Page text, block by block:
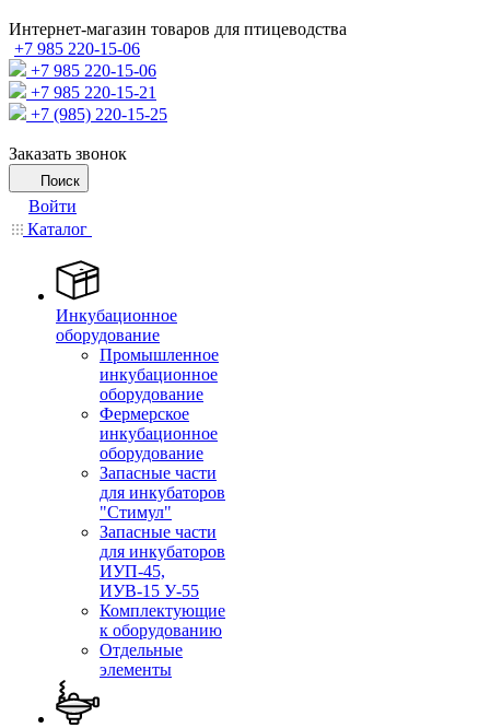
Интернет-магазин товаров для птицеводства
+7 985 220-15-06
+7 985 220-15-06
+7 985 220-15-21
+7 (985) 220-15-25
Заказать звонок
Поиск
Войти
Каталог
Инкубационное
оборудование
Промышленное
инкубационное
оборудование
Фермерское
инкубационное
оборудование
Запасные части
для инкубаторов
"Стимул"
Запасные части
для инкубаторов
ИУП-45,
ИУВ-15 У-55
Комплектующие
к оборудованию
Отдельные
элементы